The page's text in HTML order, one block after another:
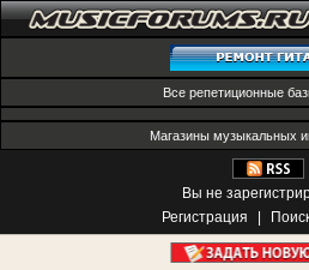
Все репетиционные
Магазины музыкальных
Вы не
Регистрация